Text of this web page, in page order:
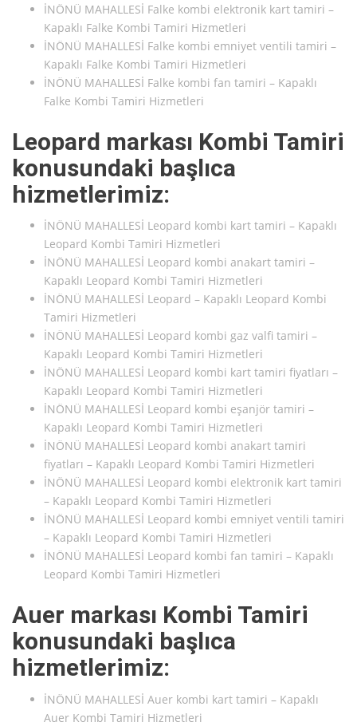
İNÖNÜ MAHALLESİ Falke kombi elektronik kart tamiri –
Kapaklı Falke Kombi Tamiri Hizmetleri
İNÖNÜ MAHALLESİ Falke kombi emniyet ventili tamiri –
Kapaklı Falke Kombi Tamiri Hizmetleri
İNÖNÜ MAHALLESİ Falke kombi fan tamiri – Kapaklı
Falke Kombi Tamiri Hizmetleri
Leopard markası Kombi Tamiri
konusundaki başlıca
hizmetlerimiz:
İNÖNÜ MAHALLESİ Leopard kombi kart tamiri – Kapaklı
Leopard Kombi Tamiri Hizmetleri
İNÖNÜ MAHALLESİ Leopard kombi anakart tamiri –
Kapaklı Leopard Kombi Tamiri Hizmetleri
İNÖNÜ MAHALLESİ Leopard – Kapaklı Leopard Kombi
Tamiri Hizmetleri
İNÖNÜ MAHALLESİ Leopard kombi gaz valfi tamiri –
Kapaklı Leopard Kombi Tamiri Hizmetleri
İNÖNÜ MAHALLESİ Leopard kombi kart tamiri fiyatları –
Kapaklı Leopard Kombi Tamiri Hizmetleri
İNÖNÜ MAHALLESİ Leopard kombi eşanjör tamiri –
Kapaklı Leopard Kombi Tamiri Hizmetleri
İNÖNÜ MAHALLESİ Leopard kombi anakart tamiri
fiyatları – Kapaklı Leopard Kombi Tamiri Hizmetleri
İNÖNÜ MAHALLESİ Leopard kombi elektronik kart tamiri
– Kapaklı Leopard Kombi Tamiri Hizmetleri
İNÖNÜ MAHALLESİ Leopard kombi emniyet ventili tamiri
– Kapaklı Leopard Kombi Tamiri Hizmetleri
İNÖNÜ MAHALLESİ Leopard kombi fan tamiri – Kapaklı
Leopard Kombi Tamiri Hizmetleri
Auer markası Kombi Tamiri
konusundaki başlıca
hizmetlerimiz:
İNÖNÜ MAHALLESİ Auer kombi kart tamiri – Kapaklı
Auer Kombi Tamiri Hizmetleri